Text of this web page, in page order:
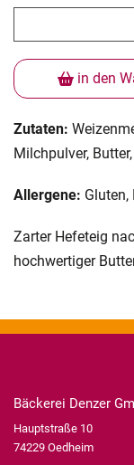
in den
Zutaten:
Milchpulver, Butter,
Allergene: Gluten,
Zarter Hefeteig
hochwertiger
Bäckerei Denzer
Hauptstraße 10
74229 Oedheim